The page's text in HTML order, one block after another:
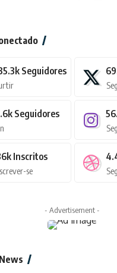
Seguidores
Seguidores
Inscritos
se
- Advertisement -